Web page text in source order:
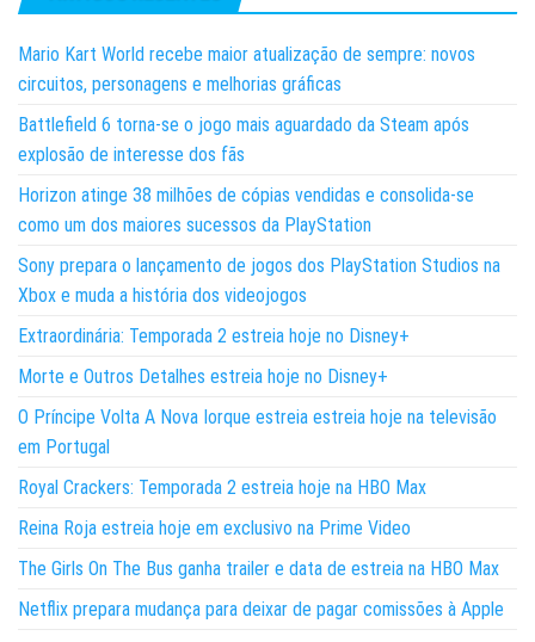
Mario Kart World recebe maior atualização de sempre: novos
circuitos, personagens e melhorias gráficas
Battlefield 6 torna-se o jogo mais aguardado da Steam após
explosão de interesse dos fãs
Horizon atinge 38 milhões de cópias vendidas e consolida-se
como um dos maiores sucessos da PlayStation
Sony prepara o lançamento de jogos dos PlayStation Studios na
Xbox e muda a história dos videojogos
Extraordinária: Temporada 2 estreia hoje no Disney+
Morte e Outros Detalhes estreia hoje no Disney+
O Príncipe Volta A Nova Iorque estreia estreia hoje na televisão
em Portugal
Royal Crackers: Temporada 2 estreia hoje na HBO Max
Reina Roja estreia hoje em exclusivo na Prime Video
The Girls On The Bus ganha trailer e data de estreia na HBO Max
Netflix prepara mudança para deixar de pagar comissões à Apple